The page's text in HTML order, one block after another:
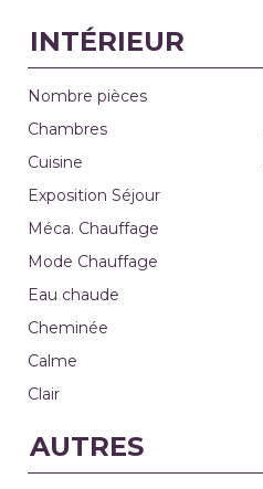
INTÉRIEUR
Nombre pièces
Chambres
Cuisine
Exposition Séjour
Méca. Chauffage
Mode Chauffage
Eau chaude
Cheminée
Calme
Clair
AUTRES